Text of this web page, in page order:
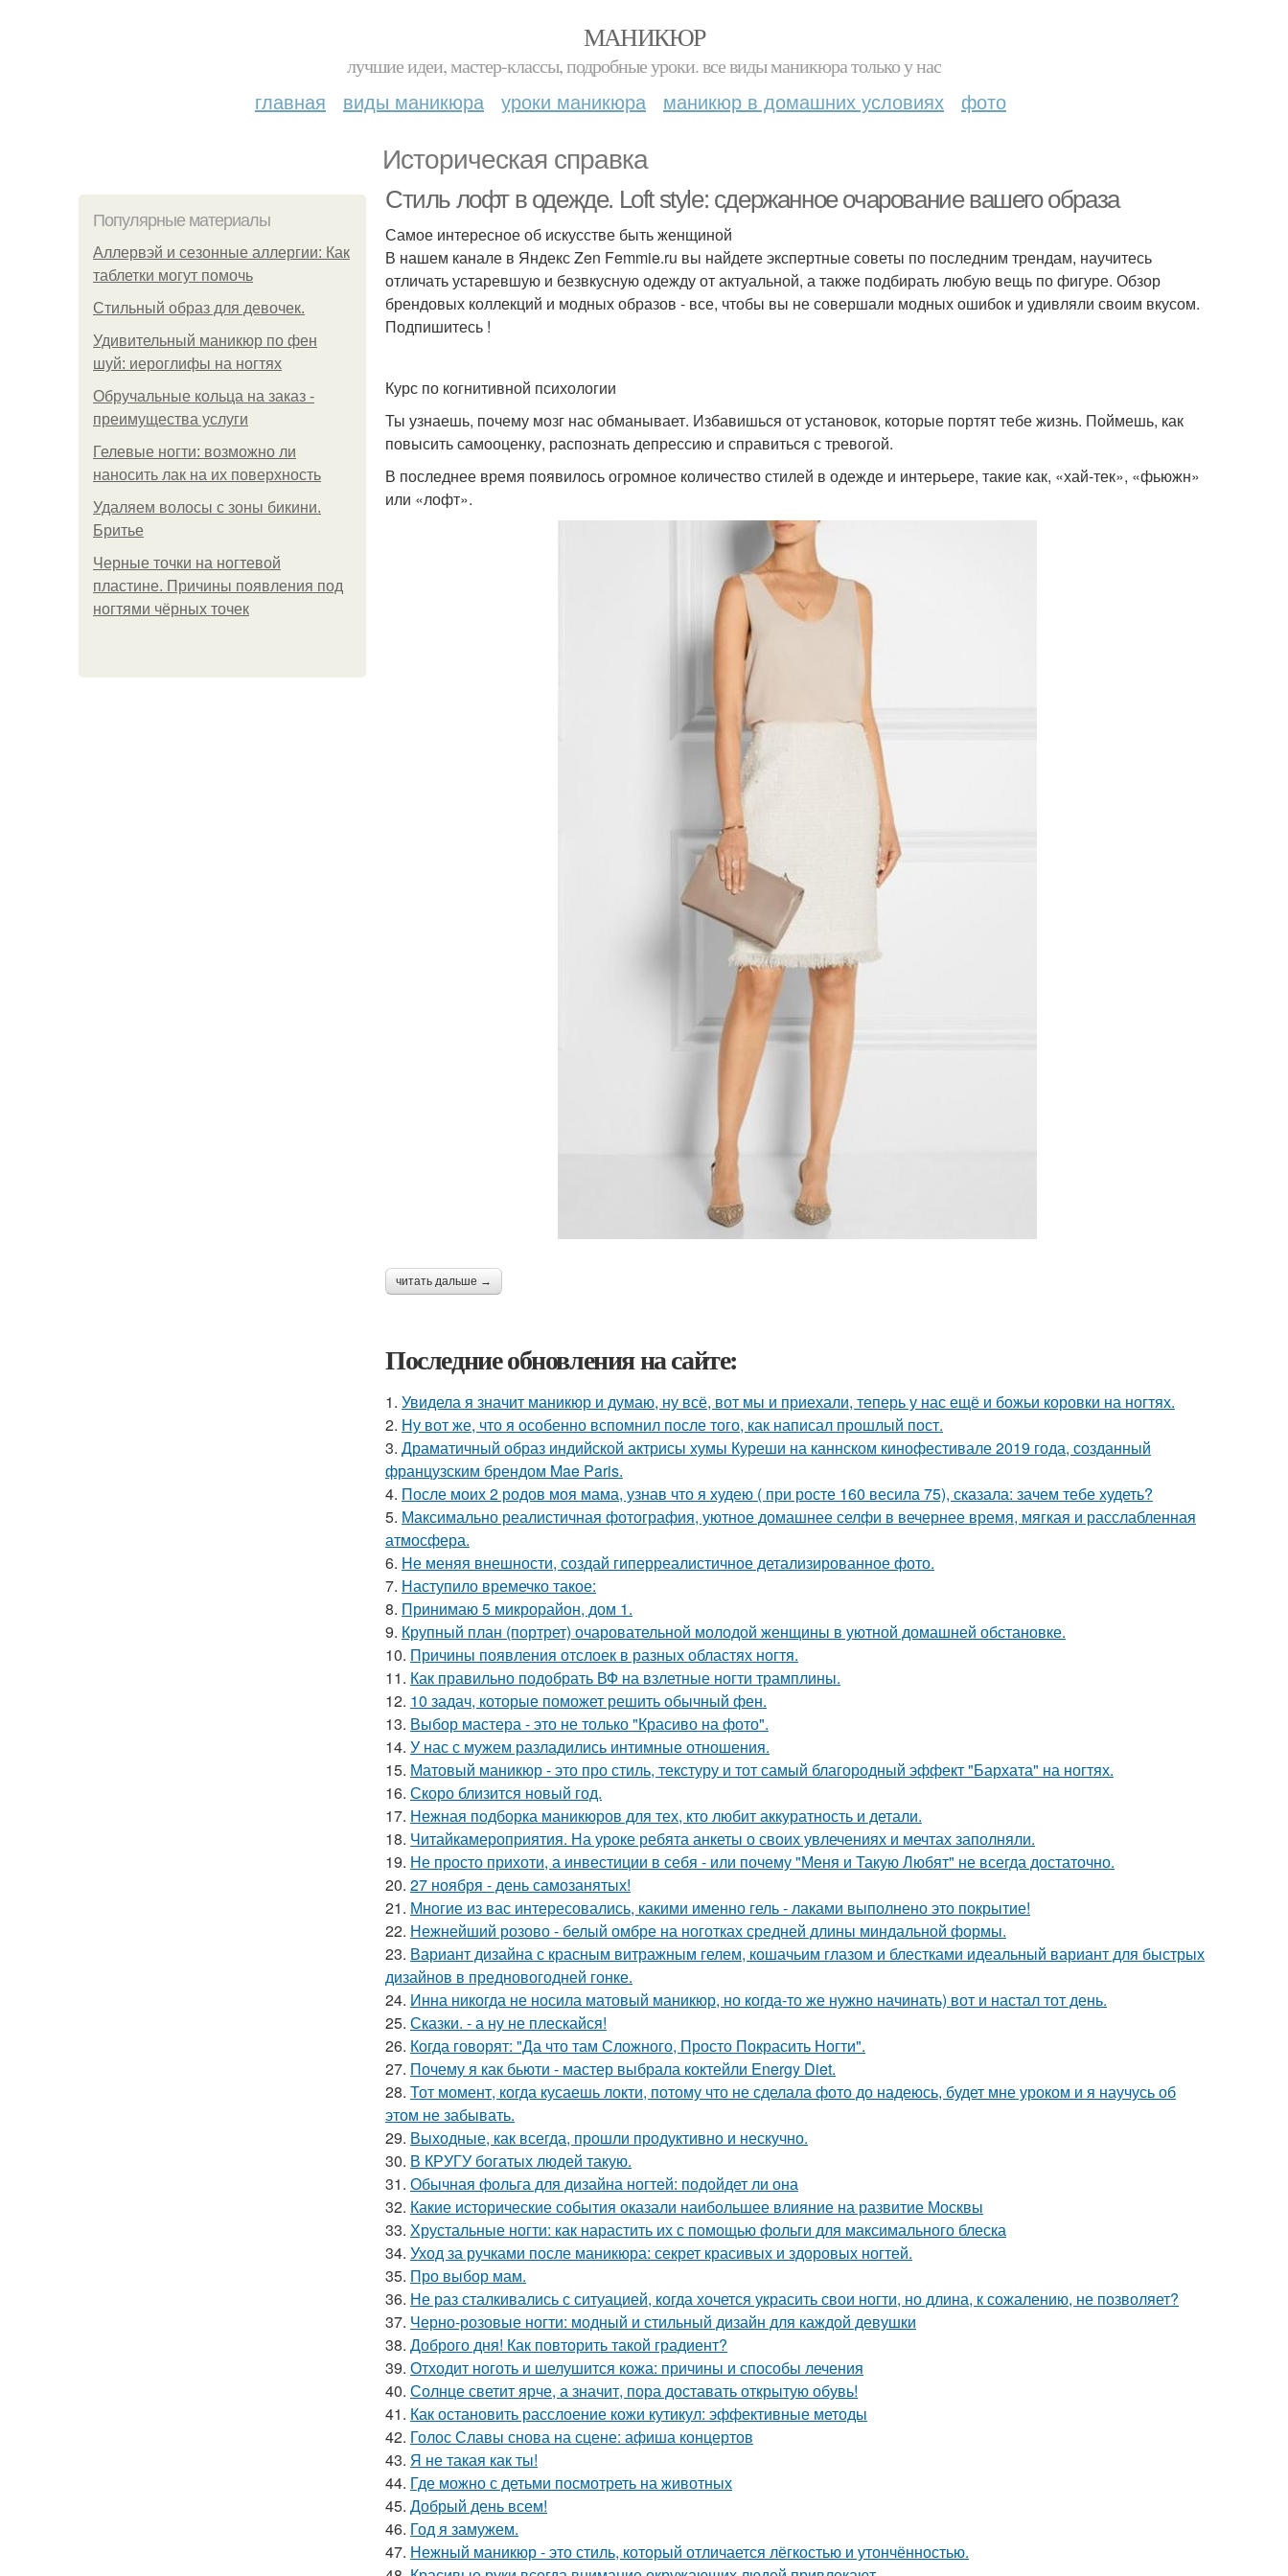
МАНИКЮР
лучшие идеи, мастер-классы, подробные уроки. все виды маникюра только у нас
главная виды маникюра уроки маникюра маникюр в домашних условиях фото
Историческая справка
Популярные материалы
Аллервэй и сезонные аллергии: Как
таблетки могут помочь
Стильный образ для девочек.
Удивительный маникюр по фен
шуй: иероглифы на ногтях
Обручальные кольца на заказ -
преимущества услуги
Гелевые ногти: возможно ли
наносить лак на их поверхность
Удаляем волосы с зоны бикини.
Бритье
Черные точки на ногтевой
пластине. Причины появления под
ногтями чёрных точек
Стиль лофт в одежде. Loft style: сдержанное очарование вашего образа
Самое интересное об искусстве быть женщиной
В нашем канале в Яндекс Zen Femmie.ru вы найдете экспертные советы по последним трендам, научитесь
отличать устаревшую и безвкусную одежду от актуальной, а также подбирать любую вещь по фигуре. Обзор
брендовых коллекций и модных образов - все, чтобы вы не совершали модных ошибок и удивляли своим вкусом.
Подпишитесь !
Курс по когнитивной психологии
Ты узнаешь, почему мозг нас обманывает. Избавишься от установок, которые портят тебе жизнь. Поймешь, как
повысить самооценку, распознать депрессию и справиться с тревогой.
В последнее время появилось огромное количество стилей в одежде и интерьере, такие как, «хай-тек», «фьюжн»
или «лофт».
читать дальше →
Последние обновления на сайте:
1. Увидела я значит маникюр и думаю, ну всё, вот мы и приехали, теперь у нас ещё и божьи коровки на ногтях.
2. Ну вот же, что я особенно вспомнил после того, как написал прошлый пост.
3. Драматичный образ индийской актрисы хумы Куреши на каннском кинофестивале 2019 года, созданный
французским брендом Mae Paris.
4. После моих 2 родов моя мама, узнав что я худею ( при росте 160 весила 75), сказала: зачем тебе худеть?
5. Максимально реалистичная фотография, уютное домашнее селфи в вечернее время, мягкая и расслабленная
атмосфера.
6. Не меняя внешности, создай гиперреалистичное детализированное фото.
7. Наступило времечко такое:
8. Принимаю 5 микрорайон, дом 1.
9. Крупный план (портрет) очаровательной молодой женщины в уютной домашней обстановке.
10. Причины появления отслоек в разных областях ногтя.
11. Как правильно подобрать ВФ на взлетные ногти трамплины.
12. 10 задач, которые поможет решить обычный фен.
13. Выбор мастера - это не только "Красиво на фото".
14. У нас с мужем разладились интимные отношения.
15. Матовый маникюр - это про стиль, текстуру и тот самый благородный эффект "Бархата" на ногтях.
16. Скоро близится новый год.
17. Нежная подборка маникюров для тех, кто любит аккуратность и детали.
18. Читайкамероприятия. На уроке ребята анкеты о своих увлечениях и мечтах заполняли.
19. Не просто прихоти, а инвестиции в себя - или почему "Меня и Такую Любят" не всегда достаточно.
20. 27 ноября - день самозанятых!
21. Многие из вас интересовались, какими именно гель - лаками выполнено это покрытие!
22. Нежнейший розово - белый омбре на ноготках средней длины миндальной формы.
23. Вариант дизайна с красным витражным гелем, кошачьим глазом и блестками идеальный вариант для быстрых
дизайнов в предновогодней гонке.
24. Инна никогда не носила матовый маникюр, но когда-то же нужно начинать) вот и настал тот день.
25. Сказки. - а ну не плескайся!
26. Когда говорят: "Да что там Сложного, Просто Покрасить Ногти".
27. Почему я как бьюти - мастер выбрала коктейли Energy Diet.
28. Тот момент, когда кусаешь локти, потому что не сделала фото до надеюсь, будет мне уроком и я научусь об
этом не забывать.
29. Выходные, как всегда, прошли продуктивно и нескучно.
30. В КРУГУ богатых людей такую.
31. Обычная фольга для дизайна ногтей: подойдет ли она
32. Какие исторические события оказали наибольшее влияние на развитие Москвы
33. Хрустальные ногти: как нарастить их с помощью фольги для максимального блеска
34. Уход за ручками после маникюра: секрет красивых и здоровых ногтей.
35. Про выбор мам.
36. Не раз сталкивались с ситуацией, когда хочется украсить свои ногти, но длина, к сожалению, не позволяет?
37. Черно-розовые ногти: модный и стильный дизайн для каждой девушки
38. Доброго дня! Как повторить такой градиент?
39. Отходит ноготь и шелушится кожа: причины и способы лечения
40. Солнце светит ярче, а значит, пора доставать открытую обувь!
41. Как остановить расслоение кожи кутикул: эффективные методы
42. Голос Славы снова на сцене: афиша концертов
43. Я не такая как ты!
44. Где можно с детьми посмотреть на животных
45. Добрый день всем!
46. Год я замужем.
47. Нежный маникюр - это стиль, который отличается лёгкостью и утончённостью.